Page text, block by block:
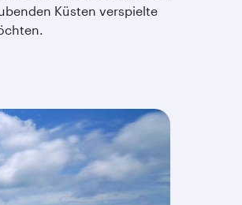
Küsten verspielte